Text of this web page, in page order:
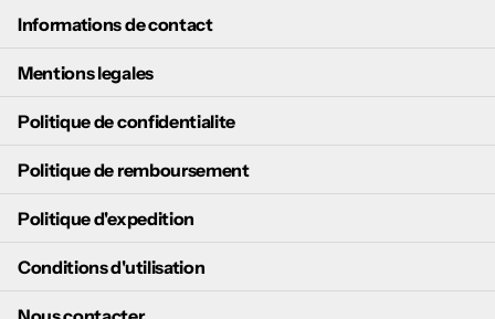
Informations de contact
Mentions legales
Politique de confidentialite
Politique de remboursement
Politique d'expedition
Conditions d'utilisation